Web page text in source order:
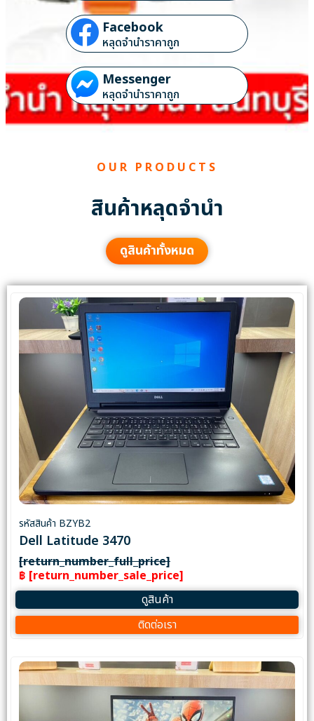
Facebook
หลุดจำนำราคาถูก
Messenger
หลุดจำนำราคาถูก
OUR PRODUCTS
สินค้าหลุดจำนำ
ดูสินค้าทั้งหมด
รหัสสินค้า BZYB2
Dell Latitude 3470
[return_number_full_price]
฿ [return_number_sale_price]
ดูสินค้า
ติดต่อเรา